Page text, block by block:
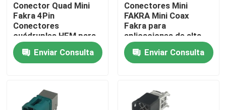
Tour por la fábrica
Control de calidad
Contáctenos
Conector Quad Mini
Fakra 4Pin
Conectores
cuádruples HFM para
automóviles
Enviar Consulta
Conectores Mini
FAKRA Mini Coax
Fakra para
aplicaciones de alta
frecuencia
Enviar Consulta